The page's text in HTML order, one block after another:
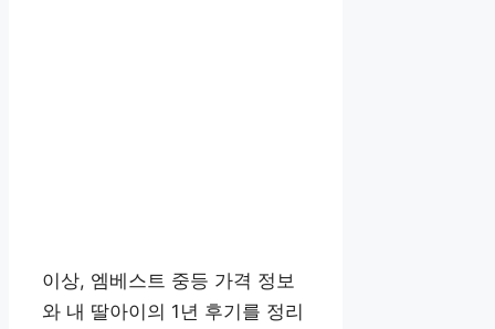
이상, 엠베스트 중등 가격 정보
와 내 딸아이의 1년 후기를 정리